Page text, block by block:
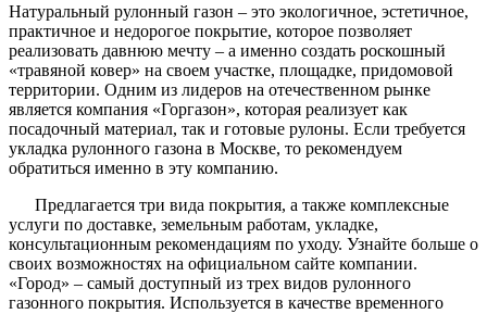
Натуральный рулонный газон – это экологичное, эстетичное,
практичное и недорогое покрытие, которое позволяет
реализовать давнюю мечту – а именно создать роскошный
«травяной ковер» на своем участке, площадке, придомовой
территории. Одним из лидеров на отечественном рынке
является компания «Горгазон», которая реализует как
посадочный материал, так и готовые рулоны. Если требуется
укладка рулонного газона в Москве, то рекомендуем
обратиться именно в эту компанию.
Предлагается три вида покрытия, а также комплексные
услуги по доставке, земельным работам, укладке,
консультационным рекомендациям по уходу. Узнайте больше о
своих возможностях на официальном сайте компании.
«Город» – самый доступный из трех видов рулонного
газонного покрытия. Используется в качестве временного